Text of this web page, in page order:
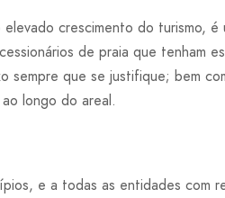
crescimento do turismo,
de praia que tenham
sempre que se justifique; bem
longo do areal.
e a todas as entidades com